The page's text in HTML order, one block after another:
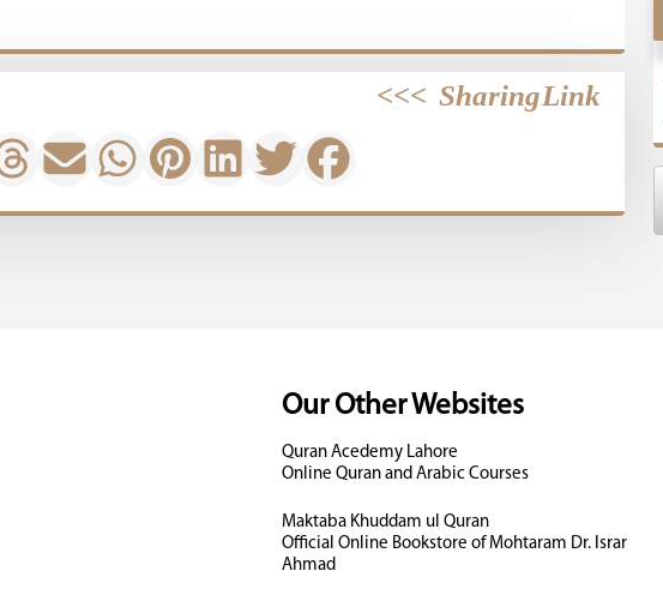
Sharing Link
>>>
Our Other Websites
Quran Acedemy Lahore
Online Quran and Arabic Courses
Maktaba Khuddam ul Quran
Official Online Bookstore of Mohtaram Dr. Israr
Ahmad